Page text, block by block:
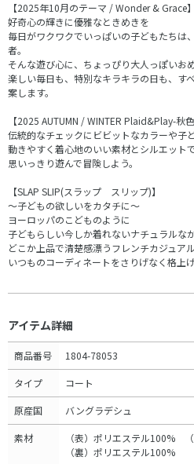
【2025年10月のテーマ / Wonder & Grace】
好奇心の輝きに優雅なときめきを
毎日がワクワクでいっぱいの子どもたちは
者。
そんな遊び心に、ちょっぴり大人っぽいお
楽しい毎日も、特別なキラキラの日も、す
案します。
【2025 AUTUMN / WINTER Plaid&Play-秋
伝統的なチェックにビビットなカラーや子
動きやすく着心地のいい素材とシルエット
思いっきり遊んで冒険しよう。
【SLAP SLIP(スラップ スリップ)】
～子どもの欲しいをカタチに～
ヨーロッパのこどものように
子どもらしい今しか着れないナチュラルな
どこか上品で清楚感漂うフレンチカジュア
いつものコーディネートをさりげなく格上
アイテム詳細
商品番号 1804-78053
タイプ コート
原産国 バングラデシュ
素材
（表）ポリエステル100%
（裏）ポリエステル100%